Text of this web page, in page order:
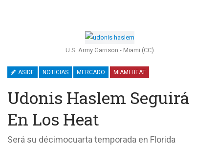
U.S. Army Garrison - Miami (CC)
ASIDE NOTICIAS MERCADO MIAMI HEAT
Udonis Haslem Seguirá
En Los Heat
Será su décimocuarta temporada en Florida